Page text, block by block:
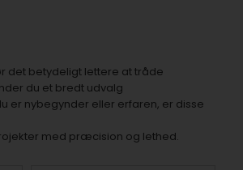
det betydeligt lettere at tråde
du et bredt udvalg
er nybegynder eller erfaren, er disse
med præcision og lethed.